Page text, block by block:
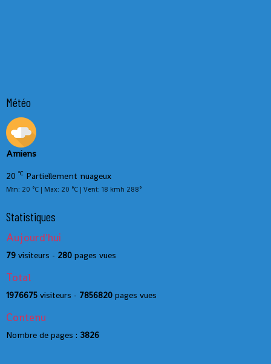
Météo
Amiens
20 °C Partiellement nuageux
Min: 20 °C | Max: 20 °C | Vent: 18 kmh 288°
Statistiques
Aujourd'hui
79 visiteurs - 280 pages vues
Total
1976675 visiteurs - 7856820 pages vues
Contenu
Nombre de pages : 3826